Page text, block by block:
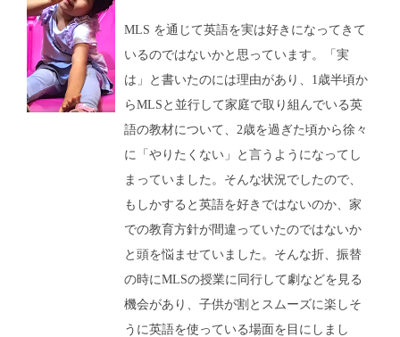
MLS を通じて英語を実は好きになってきて
いるのではないかと思っています。「実
は」と書いたのには理由があり、1歳半頃か
らMLSと並行して家庭で取り組んでいる英
語の教材について、2歳を過ぎた頃から徐々
に「やりたくない」と言うようになってし
まっていました。そんな状況でしたので、
もしかすると英語を好きではないのか、家
での教育方針が間違っていたのではないか
と頭を悩ませていました。そんな折、振替
の時にMLSの授業に同行して劇などを見る
機会があり、子供が割とスムーズに楽しそ
うに英語を使っている場面を目にしまし